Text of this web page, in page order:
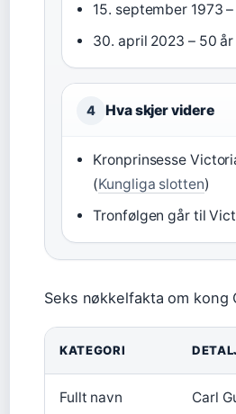
15. september 1973
30. april 2023 – 50
4 Hva skjer videre
Kronprinsesse
(Kungliga slotten)
Tronfølgen går til
Seks nøkkelfakta om kong
KATEGORI
Fullt navn Carl